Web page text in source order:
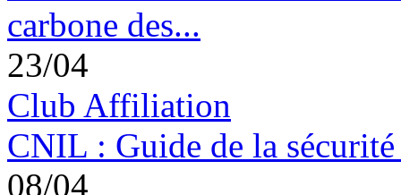
carbone des...
23/04
Club Affiliation
CNIL : Guide de la sécurité
08/04